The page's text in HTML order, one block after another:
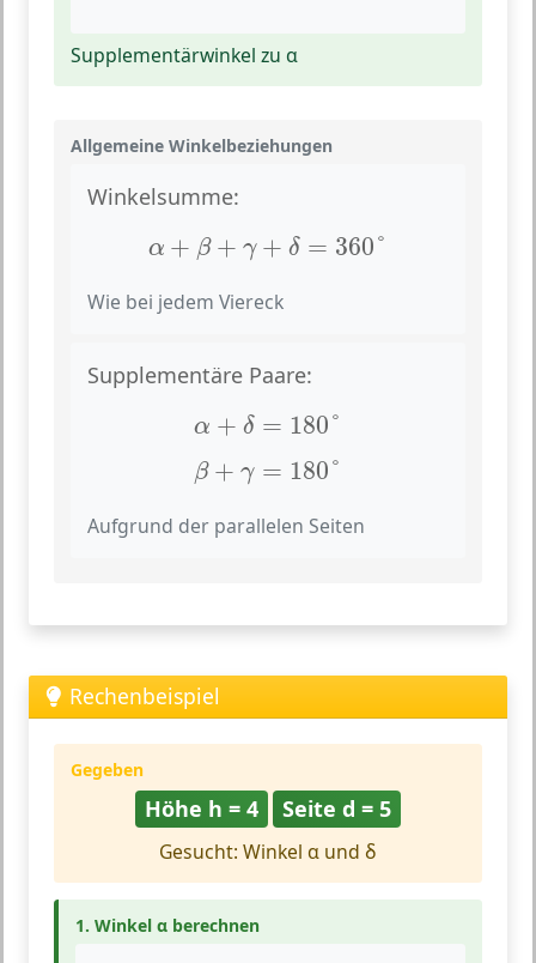
Supplementärwinkel zu α
Allgemeine Winkelbeziehungen
Winkelsumme:
α + β + γ + δ = 360°
+ β γ+ δ = 360°
Wie bei jedem Viereck
Supplementäre Paare:
α + δ = 180°
α+ δ 180°
β + γ = 180°
β +γ 180°
Aufgrund der parallelen Seiten
Rechenbeispiel
Gegeben
Höhe h = 4 Seite d = 5
Gesucht: Winkel α und δ
1. Winkel α berechnen